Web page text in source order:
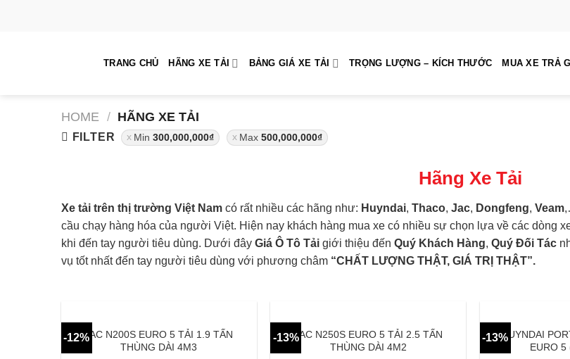
TRANG CHỦ HÃNG XE TẢI BẢNG GIÁ XE TẢI TRỌNG LƯỢNG – KÍCH THƯỚC MUA XE TRẢ
HOME / HÃNG XE TẢI
FILTER Min300,000,000₫ Max500,000,000₫
Hãng Xe Tải
Xe tải trên thị trường Việt Nam có rất nhiều các hãng như: Huyndai, Thaco, Jac, Dongfeng, Veam
cầu chạy hàng hóa của người Việt. Hiện nay khách hàng mua xe có nhiều sự chọn lựa về các dòng
khi đến tay người tiêu dùng. Dưới đây Giá Ô Tô Tải giới thiệu đến Quý Khách Hàng, Quý Đối Tác
vụ tốt nhất đến tay người tiêu dùng với phương châm “CHẤT LƯỢNG THẬT, GIÁ TRỊ THẬT”.
-12%JAC N200S EURO 5 TẢI 1.9 TẤN
THÙNG DÀI 4M3
-13%JAC N250S EURO 5 TẢI 2.5 TẤN
THÙNG DÀI 4M2
-13%HUYNDAI
EURO 5